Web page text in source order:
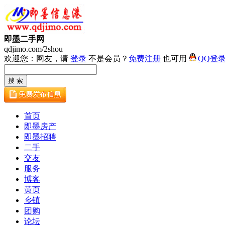
即墨二手网
qdjimo.com/2shou
欢迎您：网友，请 登录 不是会员？ 免费注册 也可用 QQ登
首页
即墨房产
即墨招聘
二手
交友
服务
博客
黄页
乡镇
团购
论坛